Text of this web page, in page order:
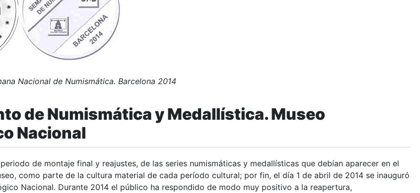
Nacional de Numismática. Barcelona 2014
de Numismática y Medallística. Museo
Nacional
de montaje final y reajustes, de las series numismáticas y medallísticas que debían aparecer en el
como parte de la cultura material de cada período cultural; por fin, el día 1 de abril de 2014 se inauguró
Nacional. Durante 2014 el público ha respondido de modo muy positivo a la reapertura,